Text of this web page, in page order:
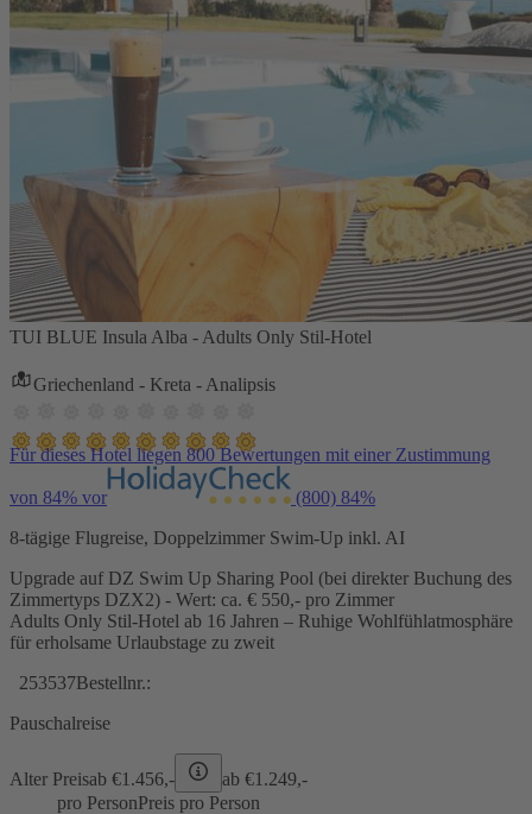
TUI BLUE Insula Alba - Adults Only Stil-Hotel
Griechenland - Kreta - Analipsis
Für dieses Hotel liegen 800 Bewertungen mit einer Zustimmung
von 84% vor (800) 84%
8-tägige Flugreise, Doppelzimmer Swim-Up inkl. AI
Upgrade auf DZ Swim Up Sharing Pool (bei direkter Buchung des
Zimmertyps DZX2) - Wert: ca. € 550,- pro Zimmer
Adults Only Stil-Hotel ab 16 Jahren – Ruhige Wohlfühlatmosphäre
für erholsame Urlaubstage zu zweit
253537Bestellnr.:
Pauschalreise
Alter Preisab €1.456,- ab €1.249,-
pro PersonPreis pro Person